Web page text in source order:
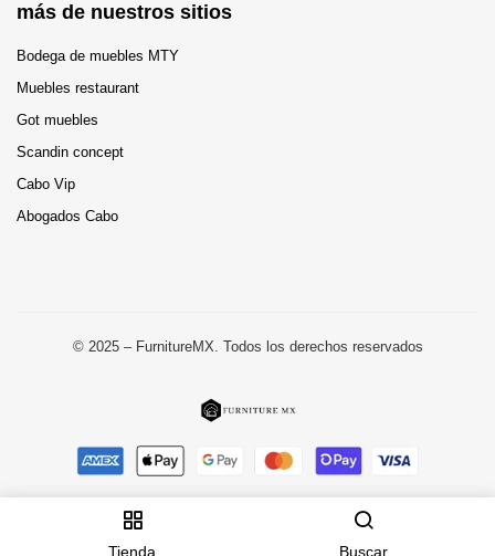
Tienda Buscar
más de nuestros sitios
Bodega de muebles MTY
Muebles restaurant
Got muebles
Scandin concept
Cabo Vip
Abogados Cabo
© 2025 – FurnitureMX. Todos los derechos reservados